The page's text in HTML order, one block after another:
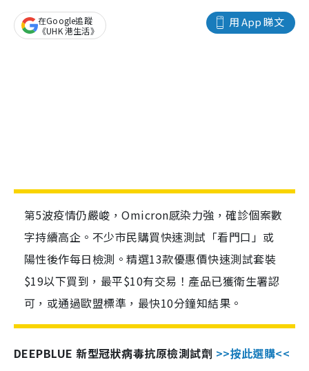
用 App 睇文
在Google追蹤
《UHK 港生活》
第5波疫情仍嚴峻，Omicron感染力強，確診個案數
字持續高企。不少市民購買快速測試「看門口」或
陽性後作每日檢測。精選13款優惠價快速測試套裝
$19以下買到，最平$10有交易！產品已獲衛生署認
可，或通過歐盟標準，最快10分鐘知結果。
DEEPBLUE 新型冠狀病毒抗原檢測試劑 >>按此選購<<